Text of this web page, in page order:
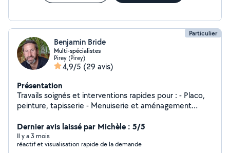
Particulier
Benjamin Bride
Multi-spécialistes
Pirey (Pirey)
4,9/5 (29 avis)
Présentation
Travails soignés et interventions rapides pour : - Placo,
peinture, tapisserie - Menuiserie et aménagement
maçonnerie et travaux extérieurs - Garde de chiens à
domicile - Nettoyage automobile
Dernier avis laissé par Michèle : 5/5
Il y a 3 mois
réactif et visualisation rapide de la demande